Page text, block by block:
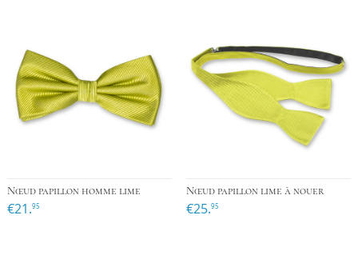
Nœud papillon homme lime
€21.95
Nœud papillon lime à nouer
€25.95